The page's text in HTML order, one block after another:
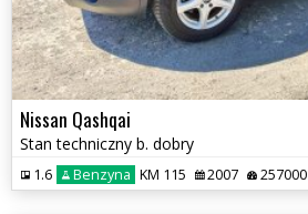
Nissan Qashqai
Stan techniczny b. dobry
1.6 Benzyna KM 115 2007 257000